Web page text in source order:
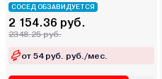
СОСЕД ОБЗАВИДУЕТСЯ
2 154.36 руб.
2348.25 руб.
от 54 руб. руб./мес.